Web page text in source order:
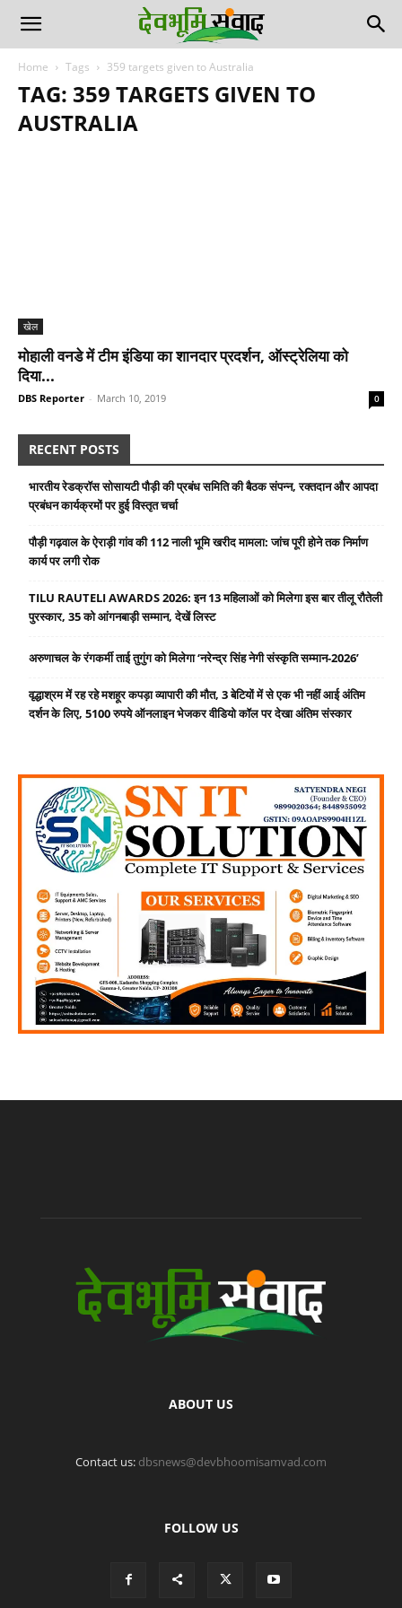
Home Tags 359 targets given to Australia
TAG: 359 TARGETS GIVEN TO
AUSTRALIA
खेल
मोहाली वनडे में टीम इंडिया का शानदार प्रदर्शन, ऑस्ट्रेलिया को
दिया...
DBS Reporter - March 10, 2019 0
RECENT POSTS
भारतीय रेडक्रॉस सोसायटी पौड़ी की प्रबंध समिति की बैठक संपन्न, रक्तदान और आपदा
प्रबंधन कार्यक्रमों पर हुई विस्तृत चर्चा
पौड़ी गढ़वाल के ऐराड़ी गांव की 112 नाली भूमि खरीद मामला: जांच पूरी होने तक निर्माण
कार्य पर लगी रोक
TILU RAUTELI AWARDS 2026: इन 13 महिलाओं को मिलेगा इस बार तीलू रौतेली
पुरस्कार, 35 को आंगनबाड़ी सम्मान, देखें लिस्ट
अरुणाचल के रंगकर्मी ताई तुगुंग को मिलेगा ‘नरेन्द्र सिंह नेगी संस्कृति सम्मान-2026’
वृद्धाश्रम में रह रहे मशहूर कपड़ा व्यापारी की मौत, 3 बेटियों में से एक भी नहीं आई अंतिम
दर्शन के लिए, 5100 रुपये ऑनलाइन भेजकर वीडियो कॉल पर देखा अंतिम संस्कार
ABOUT US
Contact us: dbsnews@devbhoomisamvad.com
FOLLOW US